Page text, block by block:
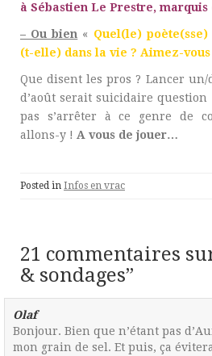
à Sébastien Le Prestre, marquis
– Ou bien « Quel(le)
(t-elle) dans la vie ? Aimez-
Que disent les pros ? Lancer un/
d’août serait suicidaire question
pas s’arrêter à ce genre de
allons-y ! A vous de jouer…
Posted in Infos en vrac
21 commentaires
& sondages”
Olaf
Bonjour. Bien que n’étant pas
mon grain de sel. Et puis, ça